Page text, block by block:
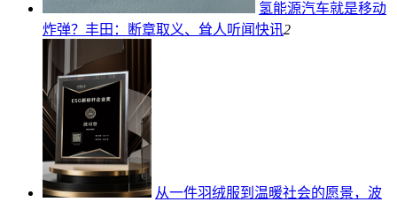
氢能源汽车就是移动
炸弹？丰田：断章取义、耸人听闻快讯2
从一件羽绒服到温暖社会的愿景，波